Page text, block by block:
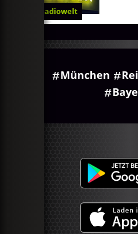
Radiowelt
München